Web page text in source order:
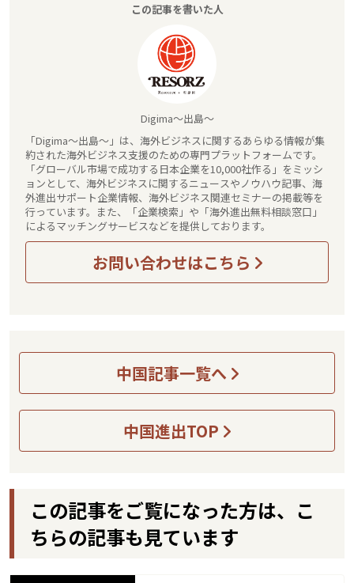
この記事を書いた人
Digima～出島～
「Digima～出島～」は、海外ビジネスに関するあらゆる情報が集
約された海外ビジネス支援のための専門プラットフォームです。
「グローバル市場で成功する日本企業を10,000社作る」をミッシ
ョンとして、海外ビジネスに関するニュースやノウハウ記事、海
外進出サポート企業情報、海外ビジネス関連セミナーの掲載等を
行っています。また、「企業検索」や「海外進出無料相談窓口」
によるマッチングサービスなどを提供しております。
お問い合わせはこちら
中国記事一覧へ
中国進出TOP
この記事をご覧になった方は、こ
ちらの記事も見ています